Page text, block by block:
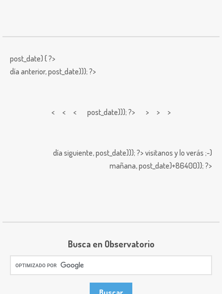
post_date) { ?>
día anterior,post_date))); ?>
< < < post_date))); ?> > > >
día siguiente,post_date))); ?> visitanos y lo verás ;-)
mañana,post_date)+86400)); ?>
Busca en Observatorio